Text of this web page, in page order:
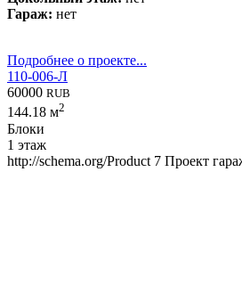
Гараж: нет
Подробнее о проекте...
110-006-Л
60000 RUB
144.18 м2
Блоки
1 этаж
http://schema.org/Product 7 Проект